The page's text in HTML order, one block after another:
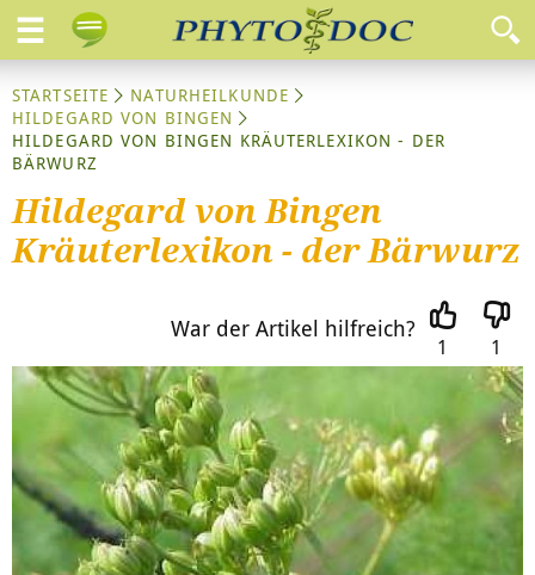
STARTSEITE
NATURHEILKUNDE
HILDEGARD VON BINGEN
HILDEGARD VON BINGEN KRÄUTERLEXIKON - DER
BÄRWURZ
Hildegard von Bingen
Kräuterlexikon - der Bärwurz
War der Artikel hilfreich?
1 1